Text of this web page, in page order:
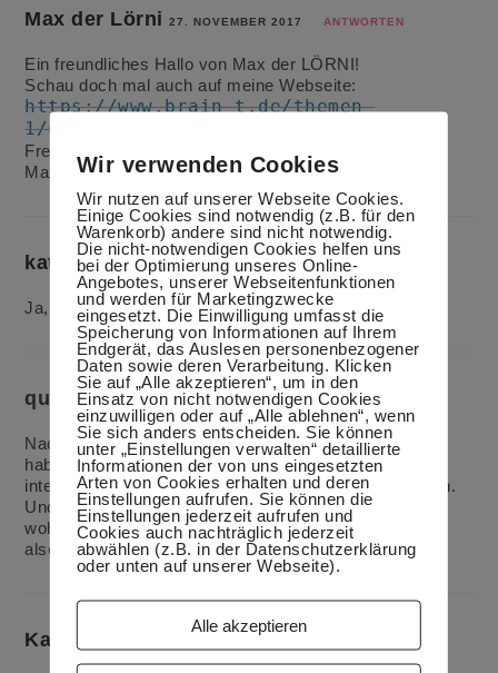
Max der Lörni 27. NOVEMBER 2017 ANTWORTEN
Ein freundliches Hallo von Max der LÖRNI!
Schau doch mal auch auf meine Webseite:
https://www.brain-t.de/themen-
1/umgang-mit-der-zeit/
Freundliche Grüße
Max der LÖRNI
katjetko 28. NOVEMBER 2017 ANTWORTEN
Ja, wirklich coole Übersichten!
quiltfru7. FEBRUAR 2019 ANTWORTEN
Nachdem ich mich etwas durch Deinen Blog gelesen
habe, möchte ich Dir mitteilen, dass ich ihn sehr
interessant finde. Mein Mann und ich kochen sehr gern.
Und am Liebsten neue, interessante Gerichte, egal
woher, Hauptsache die Zutaten klingen gut. Ich werde
also Deinen Blog des öfteren besuchen: LG Birgitt
Katja
Wir verwenden Cookies
Wir nutzen auf unserer Webseite Cookies.
Einige Cookies sind notwendig (z.B. für den
Warenkorb) andere sind nicht notwendig.
Die nicht-notwendigen Cookies helfen uns
bei der Optimierung unseres Online-
Angebotes, unserer Webseitenfunktionen
und werden für Marketingzwecke
eingesetzt. Die Einwilligung umfasst die
Speicherung von Informationen auf Ihrem
Endgerät, das Auslesen personenbezogener
Daten sowie deren Verarbeitung. Klicken
Sie auf „Alle akzeptieren“, um in den
Einsatz von nicht notwendigen Cookies
einzuwilligen oder auf „Alle ablehnen“, wenn
Sie sich anders entscheiden. Sie können
unter „Einstellungen verwalten“ detaillierte
Informationen der von uns eingesetzten
Arten von Cookies erhalten und deren
Einstellungen aufrufen. Sie können die
Einstellungen jederzeit aufrufen und
Cookies auch nachträglich jederzeit
abwählen (z.B. in der Datenschutzerklärung
oder unten auf unserer Webseite).
Alle akzeptieren